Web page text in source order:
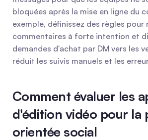
bloquées après la mise en ligne du
exemple, définissez des règles pour
commentaires à forte intention et
demandes d'achat par DM vers les
réduit les suivis manuels et les
Comment évaluer les
d'édition vidéo pour la
orientée social